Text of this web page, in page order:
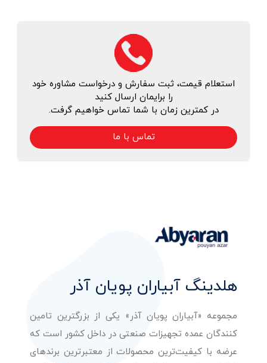
استعلام قیمت، ثبت سفارش و درخواست مشاوره خود
را برایمان ارسال کنید
در کمترین زمان با شما تماس خواهیم گرفت.
تماس با ما
هلدینگ آبیاران پویان آذر
مجموعه «آبیاران پویان آذر» یکی از بزرگترین تامین
کنندگان عمده تجهیزات صنعتی در داخل کشور است که
عرضه با کیفیت‌ترین محصولات از معتبرترین برندهای